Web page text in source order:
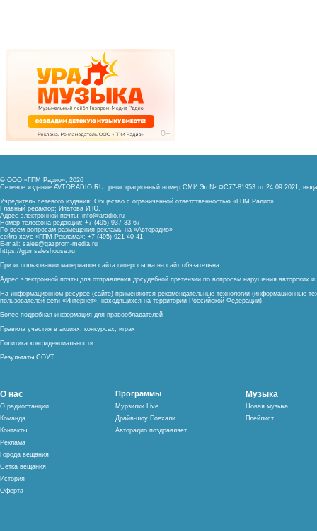
© ООО «ГПМ Радио», 2026
Сетевое издание AVTORADIO.RU, регистрационный номер СМИ Эл № ФС77-81953 от 24.09.2021,
Учредитель сетевого издания: Общество с ограниченной ответственностью «ГПМ Радио»
Главный редактор: Ипатова И.Ю.
Адрес электронной почты: info@aradio.ru
Номер телефона редакции: +7 (495) 937-33-67
По всем вопросам размещения рекламы на «Авторадио»
сейлз-хаус «ГПМ Реклама»: +7 (495) 921-40-41
E-mail: sales@gazprom-media.ru
https://gpmsaleshouse.ru
При использовании материалов сайта гиперссылка на сайт обязательна
Адрес электронной почты для отправления досудебной претензии по вопросам нарушения авторских
На информационном ресурсе (сайте) применяются рекомендательные технологии (информационные
пользователей сети «Интернет», находящихся на территории Российской Федерации)
Более подробная информация для правообладателей
Правила участия в акциях, конкурсах, играх
Политика конфиденциальности
Результаты СОУТ
О нас
О радиостанции
Команда
Контакты
Реклама
Города вещания
Сетка вещания
История
Оферта
Программы
Мурзилки Live
Драйв-шоу Поехали
Авторадио поздравляет
Музыка
Новая музыка
Плейлист